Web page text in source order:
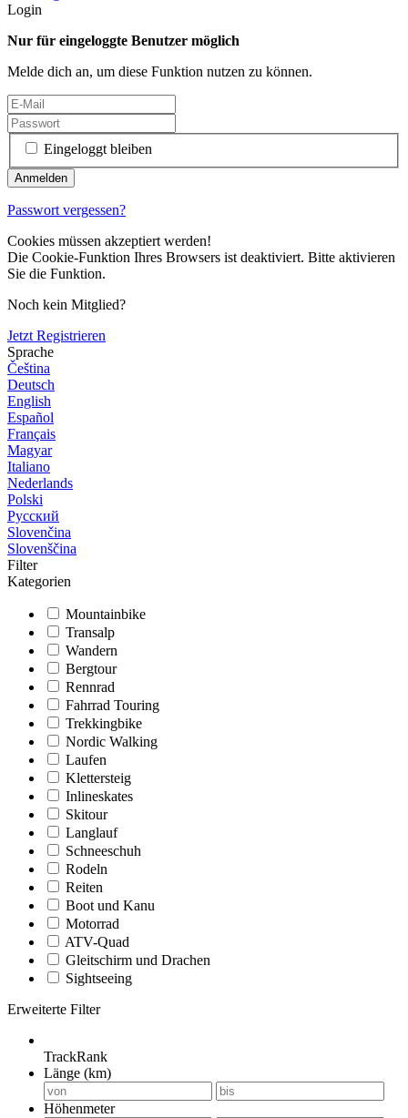
Login
Nur für eingeloggte Benutzer möglich
Melde dich an, um diese Funktion nutzen zu können.
Eingeloggt bleiben
Passwort vergessen?
Cookies müssen akzeptiert werden!
Die Cookie-Funktion Ihres Browsers ist deaktiviert. Bitte aktivieren
Sie die Funktion.
Noch kein Mitglied?
Jetzt Registrieren
Sprache
Čeština
Deutsch
English
Español
Français
Magyar
Italiano
Nederlands
Polski
Русский
Slovenčina
Slovenščina
Filter
Kategorien
Mountainbike
Transalp
Wandern
Bergtour
Rennrad
Fahrrad Touring
Trekkingbike
Nordic Walking
Laufen
Klettersteig
Inlineskates
Skitour
Langlauf
Schneeschuh
Rodeln
Reiten
Boot und Kanu
Motorrad
ATV-Quad
Gleitschirm und Drachen
Sightseeing
Erweiterte Filter
TrackRank
Länge (km)
Höhenmeter